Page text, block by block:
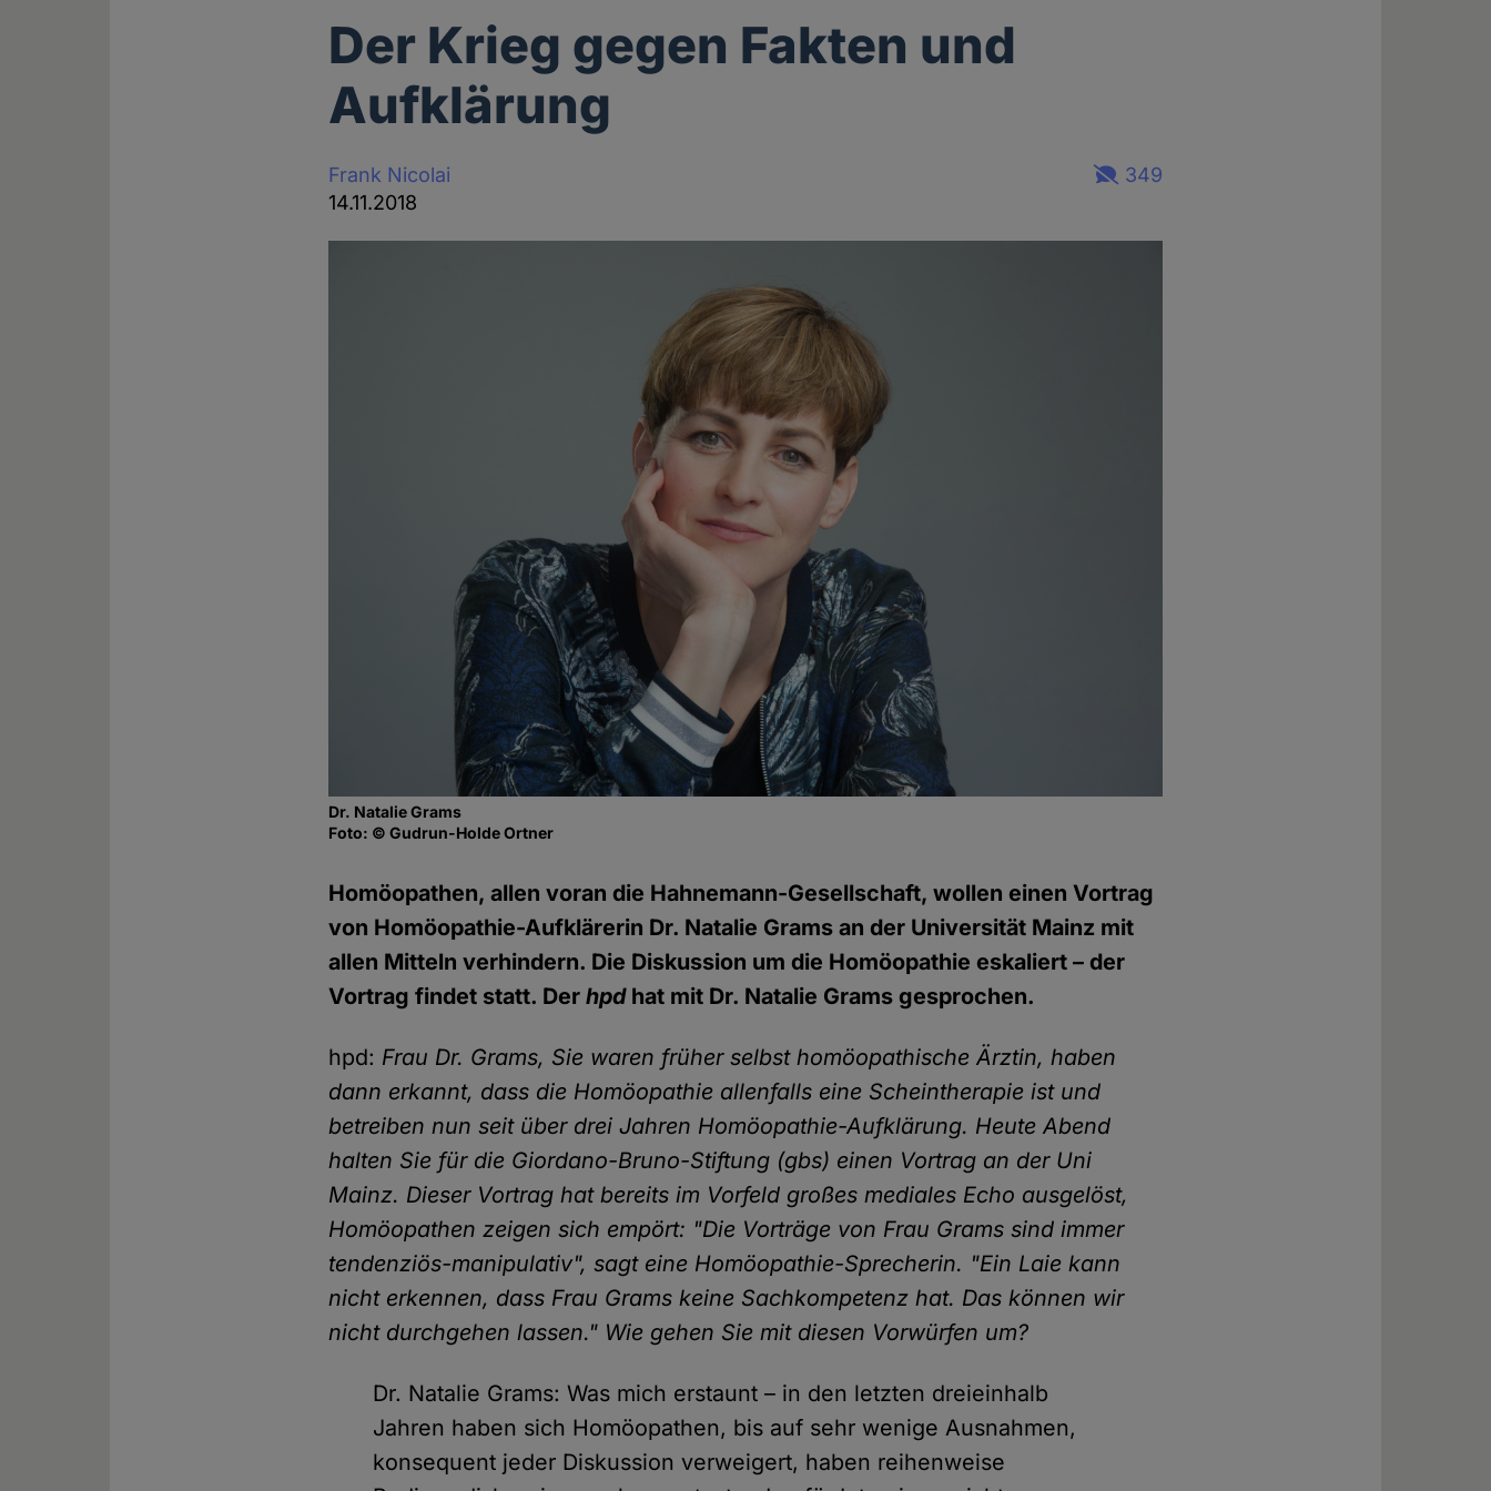
Der Krieg gegen Fakten und
Aufklärung
Frank Nicolai
14.11.2018
349
Dr. Natalie Grams
Foto: © Gudrun-Holde Ortner
Homöopathen, allen voran die Hahnemann-Gesellschaft, wollen einen Vortrag
von Homöopathie-Aufklärerin Dr. Natalie Grams an der Universität Mainz mit
allen Mitteln verhindern. Die Diskussion um die Homöopathie eskaliert – der
Vortrag findet statt. Derhpdhat mit Dr. Natalie Grams gesprochen.
hpd: Frau Dr. Grams, Sie waren früher selbst homöopathische Ärztin, haben
dann erkannt, dass die Homöopathie allenfalls eine Scheintherapie ist und
betreiben nun seit über drei Jahren Homöopathie-Aufklärung. Heute Abend
halten Sie für die Giordano-Bruno-Stiftung (gbs) einen Vortrag an der Uni
Mainz. Dieser Vortrag hat bereits im Vorfeld großes mediales Echo ausgelöst,
Homöopathen zeigen sich empört: "Die Vorträge von Frau Grams sind immer
tendenziös-manipulativ", sagt eine Homöopathie-Sprecherin. "Ein Laie kann
nicht erkennen, dass Frau Grams keine Sachkompetenz hat. Das können wir
nicht durchgehen lassen." Wie gehen Sie mit diesen Vorwürfen um?
Dr. Natalie Grams: Was mich erstaunt – in den letzten dreieinhalb
Jahren haben sich Homöopathen, bis auf sehr wenige Ausnahmen,
konsequent jeder Diskussion verweigert, haben reihenweise